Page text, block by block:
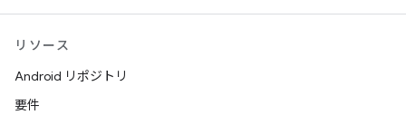
リソース
Android リポジトリ
要件